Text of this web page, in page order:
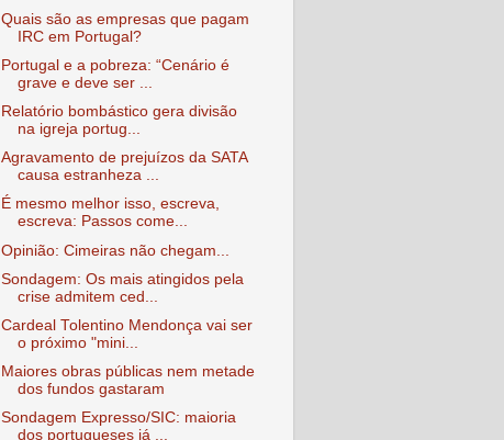
Quais são as empresas que pagam
IRC em Portugal?
Portugal e a pobreza: “Cenário é
grave e deve ser ...
Relatório bombástico gera divisão
na igreja portug...
Agravamento de prejuízos da SATA
causa estranheza ...
É mesmo melhor isso, escreva,
escreva: Passos come...
Opinião: Cimeiras não chegam...
Sondagem: Os mais atingidos pela
crise admitem ced...
Cardeal Tolentino Mendonça vai ser
o próximo "mini...
Maiores obras públicas nem metade
dos fundos gastaram
Sondagem Expresso/SIC: maioria
dos portugueses já ...